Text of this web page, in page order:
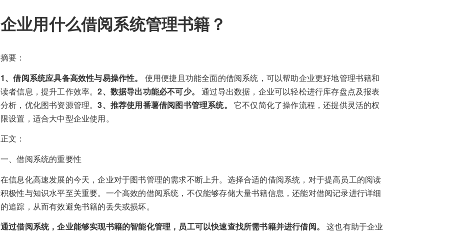
企业用什么借阅系统管理书籍？
摘要：
1、借阅系统应具备高效性与易操作性。
使用便捷且功能全面的借阅系统，可以帮助企业更好地管理书籍和
读者信息，提升工作效率。2、数据导出功能必不可少。
通过导出数据，企业可以轻松进行库存盘点及报表
分析，优化图书资源管理。3、推荐使用番薯借阅图书管理系统。
它不仅简化了操作流程，还提供灵活的权
限设置，适合大中型企业使用。
正文：
一、借阅系统的重要性
在信息化高速发展的今天，企业对于图书管理的需求不断上升。选择合适的借阅系统，对于提高员工的阅读
积极性与知识水平至关重要。一个高效的借阅系统，不仅能够存储大量书籍信息，还能对借阅记录进行详细
的追踪，从而有效避免书籍的丢失或损坏。
通过借阅系统，企业能够实现书籍的智能化管理，员工可以快速查找所需书籍并进行借阅。
这也有助于企业